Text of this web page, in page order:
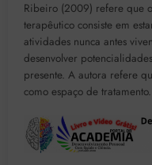
Ribeiro (2009) refere que
terapêutico consiste em
atividades nunca antes
desenvolver
presente. A autora refere
como espaço de tratamento.